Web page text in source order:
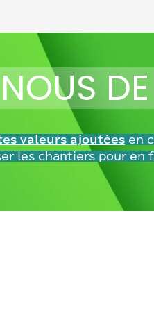
valeurs ajoutées en
les chantiers pour en